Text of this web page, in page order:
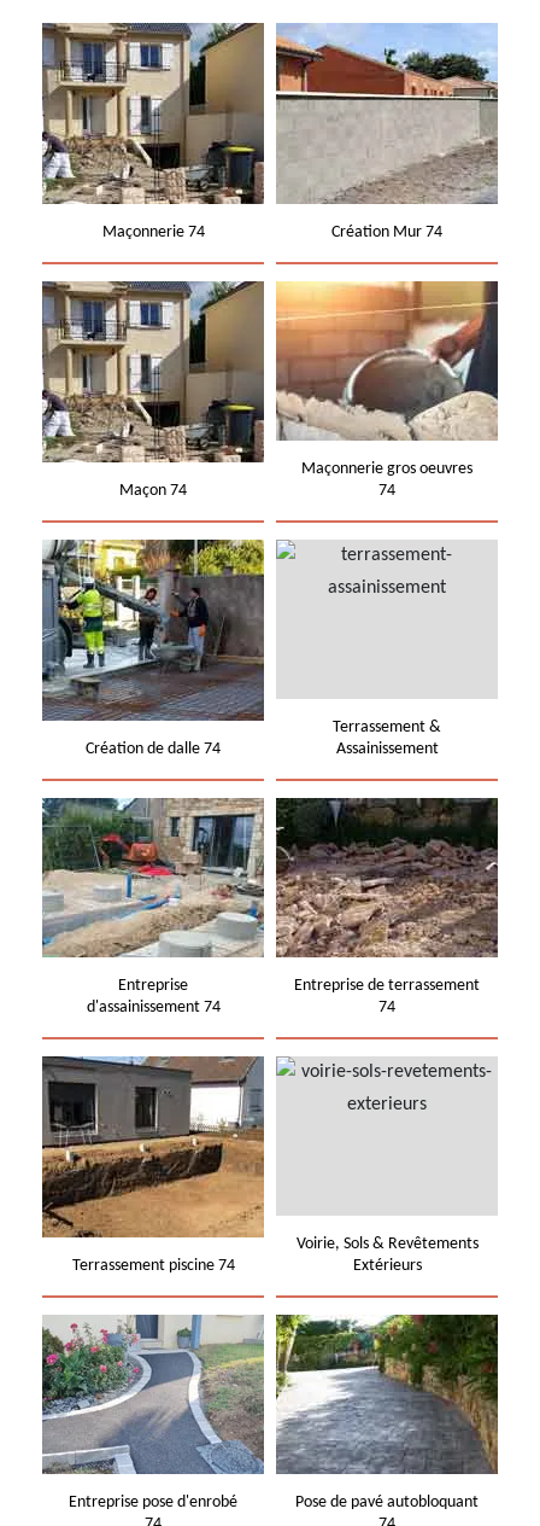
Maçonnerie 74 Création Mur 74
Maçon 74
Maçonnerie gros oeuvres
74
Création de dalle 74
Terrassement &
Assainissement
Entreprise
d'assainissement 74
Entreprise de terrassement
74
Terrassement piscine 74
Voirie, Sols & Revêtements
Extérieurs
Entreprise pose d'enrobé
Pose de pavé autobloquant